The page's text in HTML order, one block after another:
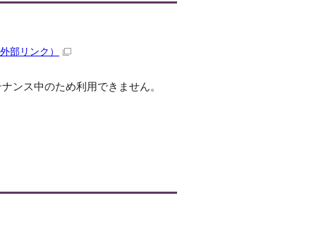
外部リンク）
ンス中のため利用できません。